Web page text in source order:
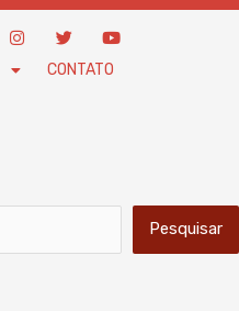
I
n
t
T
w
i
t
Y
o
u
t
CONTATO
Pesquisar